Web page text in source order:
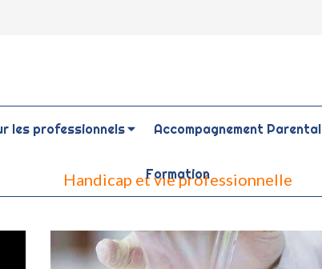
les professionnels Accompagnement Parental
Formation
Handicap et vie professionnelle